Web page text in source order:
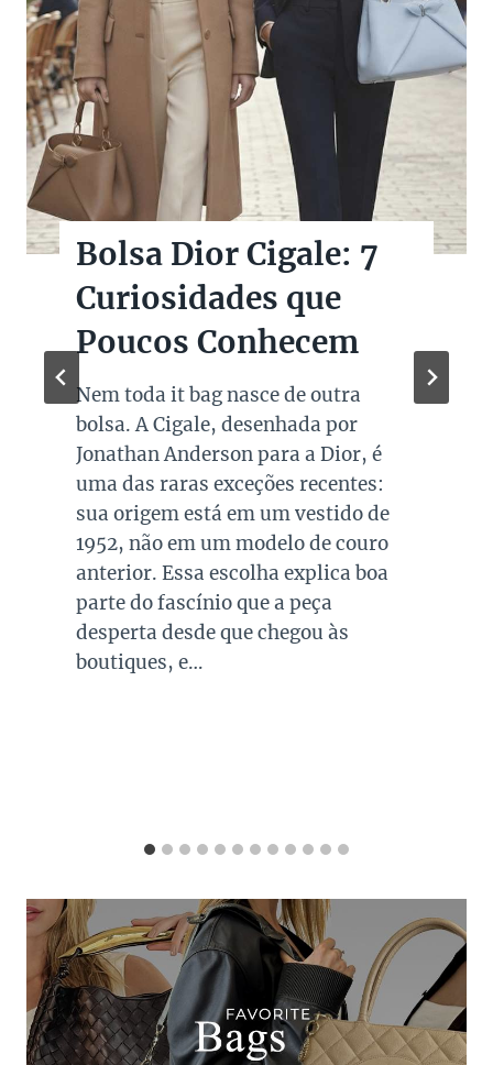
Bolsas Pretas de
Marcas de Luxo na
Super Sale dos Pais
Quando falamos de cores de bolsas,
os modelos em preto são os mais
queridos e tradicionais, estando
presente no guarda roupa de quase
todas as mulheres. Esta é uma cor
versátil, clássica e atemporal e
investir em peças neste tom garante
combinações para quase todo look
que usamos, sejam eles para
ocasiões casuais ou mais…